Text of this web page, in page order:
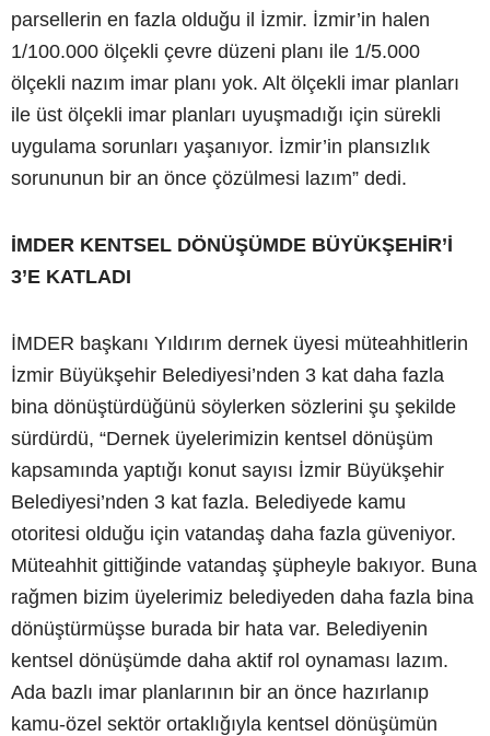
parsellerin en fazla olduğu il İzmir. İzmir’in halen
1/100.000 ölçekli çevre düzeni planı ile 1/5.000
ölçekli nazım imar planı yok. Alt ölçekli imar planları
ile üst ölçekli imar planları uyuşmadığı için sürekli
uygulama sorunları yaşanıyor. İzmir’in plansızlık
sorununun bir an önce çözülmesi lazım” dedi.
İMDER KENTSEL DÖNÜŞÜMDE BÜYÜKŞEHİR’İ
3’E KATLADI
İMDER başkanı Yıldırım dernek üyesi müteahhitlerin
İzmir Büyükşehir Belediyesi’nden 3 kat daha fazla
bina dönüştürdüğünü söylerken sözlerini şu şekilde
sürdürdü, “Dernek üyelerimizin kentsel dönüşüm
kapsamında yaptığı konut sayısı İzmir Büyükşehir
Belediyesi’nden 3 kat fazla. Belediyede kamu
otoritesi olduğu için vatandaş daha fazla güveniyor.
Müteahhit gittiğinde vatandaş şüpheyle bakıyor. Buna
rağmen bizim üyelerimiz belediyeden daha fazla bina
dönüştürmüşse burada bir hata var. Belediyenin
kentsel dönüşümde daha aktif rol oynaması lazım.
Ada bazlı imar planlarının bir an önce hazırlanıp
kamu-özel sektör ortaklığıyla kentsel dönüşümün